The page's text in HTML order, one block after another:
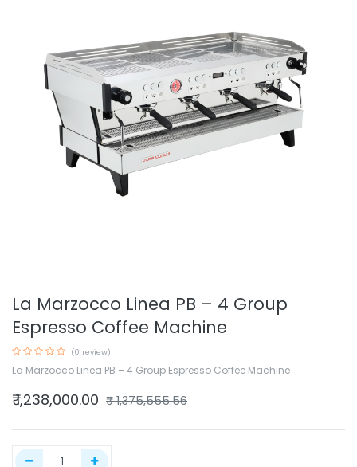
La Marzocco Linea PB – 4 Group
Espresso Coffee Machine
(0 review)
La Marzocco Linea PB – 4 Group Espresso Coffee Machine
₹1,238,000.00 ₹1,375,555.56